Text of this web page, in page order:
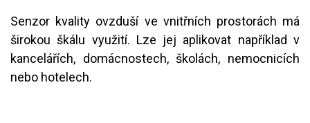
Senzor kvality ovzduší ve vnitřních prostorách má
širokou škálu využití. Lze jej aplikovat například v
kancelářích, domácnostech, školách, nemocnicích
nebo hotelech.